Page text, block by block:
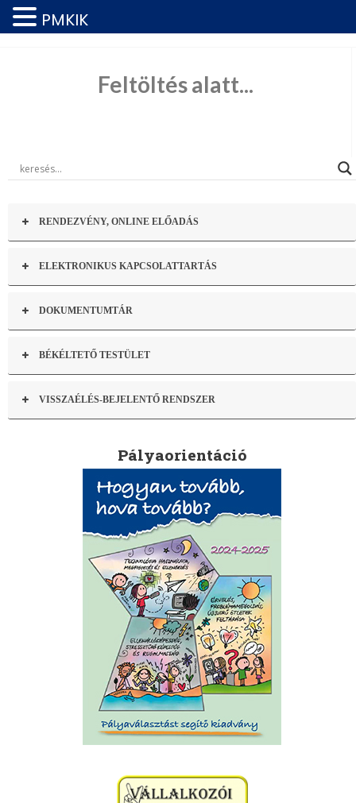
Feltöltés alatt...
RENDEZVÉNY, ONLINE ELŐADÁS
ELEKTRONIKUS KAPCSOLATTARTÁS
DOKUMENTUMTÁR
BÉKÉLTETŐ TESTÜLET
VISSZAÉLÉS-BEJELENTŐ RENDSZER
Pályaorientáció
PMKIK